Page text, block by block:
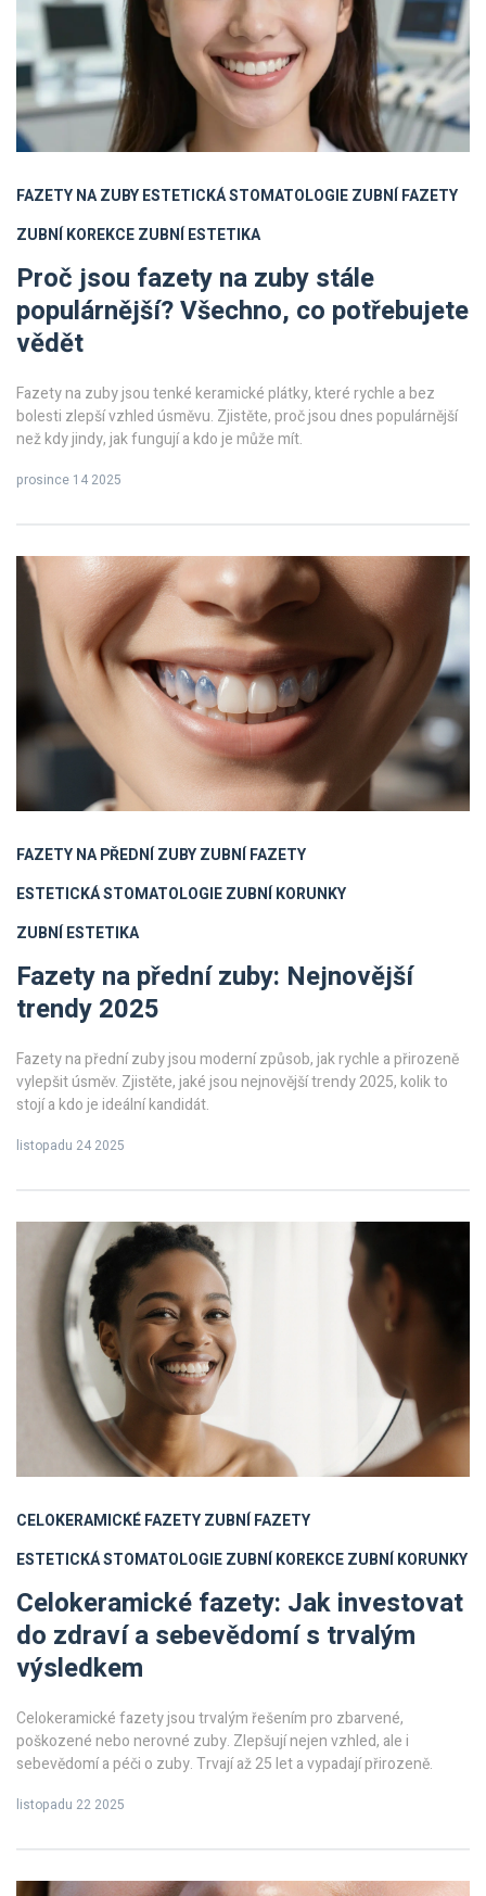
FAZETY NA ZUBYESTETICKÁ STOMATOLOGIEZUBNÍ FAZETY
ZUBNÍ KOREKCEZUBNÍ ESTETIKA
Proč jsou fazety na zuby stále
populárnější? Všechno, co potřebujete
vědět
Fazety na zuby jsou tenké keramické plátky, které rychle a bez
bolesti zlepší vzhled úsměvu. Zjistěte, proč jsou dnes populárnější
než kdy jindy, jak fungují a kdo je může mít.
prosince 14 2025
FAZETY NA PŘEDNÍ ZUBYZUBNÍ FAZETY
ESTETICKÁ STOMATOLOGIEZUBNÍ KORUNKY
ZUBNÍ ESTETIKA
Fazety na přední zuby: Nejnovější
trendy 2025
Fazety na přední zuby jsou moderní způsob, jak rychle a přirozeně
vylepšit úsměv. Zjistěte, jaké jsou nejnovější trendy 2025, kolik to
stojí a kdo je ideální kandidát.
listopadu 24 2025
CELOKERAMICKÉ FAZETYZUBNÍ FAZETY
ESTETICKÁ STOMATOLOGIEZUBNÍ KOREKCEZUBNÍ KORUNKY
Celokeramické fazety: Jak investovat
do zdraví a sebevědomí s trvalým
výsledkem
Celokeramické fazety jsou trvalým řešením pro zbarvené,
poškozené nebo nerovné zuby. Zlepšují nejen vzhled, ale i
sebevědomí a péči o zuby. Trvají až 25 let a vypadají přirozeně.
listopadu 22 2025